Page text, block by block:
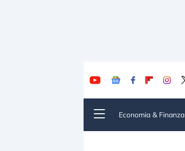
Economia & Finanza